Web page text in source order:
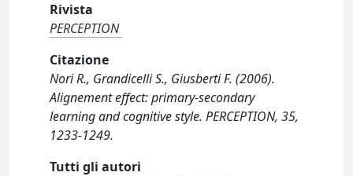
Rivista
PERCEPTION
Citazione
Nori R., Grandicelli S., Giusberti F. (2006).
Alignement effect: primary-secondary
learning and cognitive style. PERCEPTION, 35,
1233-1249.
Tutti gli autori